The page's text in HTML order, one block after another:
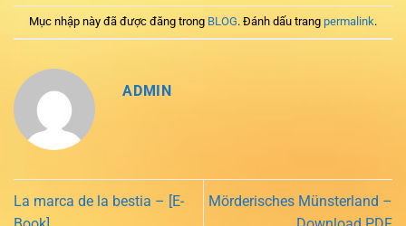
Mục nhập này đã được đăng trong BLOG. Đánh dấu trang permalink.
ADMIN
La marca de la bestia – [E-
Mörderisches Münsterland –